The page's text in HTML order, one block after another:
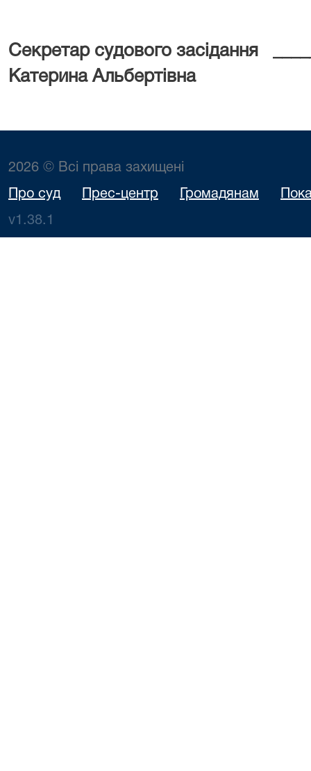
Секретар судового засідання
Катерина Альбертівна
2026 © Всі права захищені
Про суд Прес-центр Громадянам
v1.38.1